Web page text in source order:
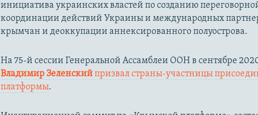
инициатива украинских властей по созданию
координации действий Украины и международных
крымчан и деоккупации аннексированного полуострова.
На 75-й сессии Генеральной Ассамблеи ООН в сентябре
Владимир Зеленскийпризвал страны-участницы
платформы.